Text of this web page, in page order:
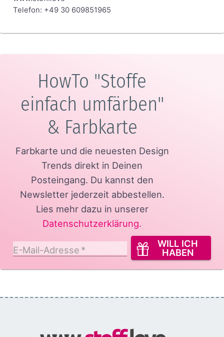
Telefon: +49 30 609851965
HowTo "Stoffe
einfach umfärben"
& Farbkarte
Farbkarte und die neuesten Design
Trends direkt in Deinen
Posteingang. Du kannst den
Newsletter jederzeit abbestellen.
Lies mehr dazu in unserer
Datenschutzerklärung.
E-Mail-Adresse *
WILL ICH
HABEN